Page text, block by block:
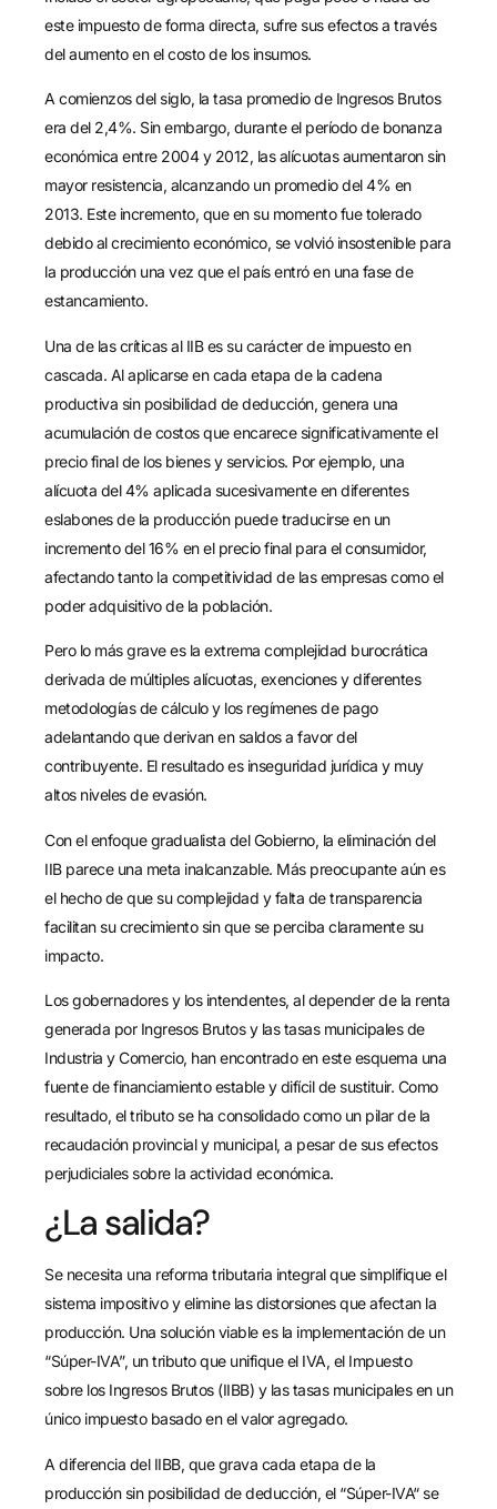
este impuesto de forma directa, sufre sus efectos a través
del aumento en el costo de los insumos.
A comienzos del siglo, la tasa promedio de Ingresos Brutos
era del 2,4%. Sin embargo, durante el período de bonanza
económica entre 2004 y 2012, las alícuotas aumentaron sin
mayor resistencia, alcanzando un promedio del 4% en
2013. Este incremento, que en su momento fue tolerado
debido al crecimiento económico, se volvió insostenible para
la producción una vez que el país entró en una fase de
estancamiento.
Una de las críticas al IIB es su carácter de impuesto en
cascada. Al aplicarse en cada etapa de la cadena
productiva sin posibilidad de deducción, genera una
acumulación de costos que encarece significativamente el
precio final de los bienes y servicios. Por ejemplo, una
alícuota del 4% aplicada sucesivamente en diferentes
eslabones de la producción puede traducirse en un
incremento del 16% en el precio final para el consumidor,
afectando tanto la competitividad de las empresas como el
poder adquisitivo de la población.
Pero lo más grave es la extrema complejidad burocrática
derivada de múltiples alícuotas, exenciones y diferentes
metodologías de cálculo y los regímenes de pago
adelantando que derivan en saldos a favor del
contribuyente. El resultado es inseguridad jurídica y muy
altos niveles de evasión.
Con el enfoque gradualista del Gobierno, la eliminación del
IIB parece una meta inalcanzable. Más preocupante aún es
el hecho de que su complejidad y falta de transparencia
facilitan su crecimiento sin que se perciba claramente su
impacto.
Los gobernadores y los intendentes, al depender de la renta
generada por Ingresos Brutos y las tasas municipales de
Industria y Comercio, han encontrado en este esquema una
fuente de financiamiento estable y difícil de sustituir. Como
resultado, el tributo se ha consolidado como un pilar de la
recaudación provincial y municipal, a pesar de sus efectos
perjudiciales sobre la actividad económica.
¿La salida?
Se necesita una reforma tributaria integral que simplifique el
sistema impositivo y elimine las distorsiones que afectan la
producción. Una solución viable es la implementación de un
“Súper-IVA”, un tributo que unifique el IVA, el Impuesto
sobre los Ingresos Brutos (IIBB) y las tasas municipales en un
único impuesto basado en el valor agregado.
A diferencia del IIBB, que grava cada etapa de la
producción sin posibilidad de deducción, el “Súper-IVA“ se